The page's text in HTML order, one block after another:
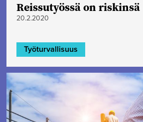
Reissutyössä on riskinsä
20.2.2020
Työturvallisuus